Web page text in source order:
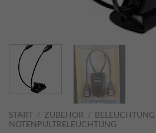
START / ZUBEHÖR / BELEUCHTUNG
NOTENPULTBELEUCHTUNG